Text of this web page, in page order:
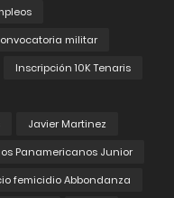
militar
Inscripción 10K Tenaris
Javier Martinez
Panamericanos Junior
femicidio Abbondanza